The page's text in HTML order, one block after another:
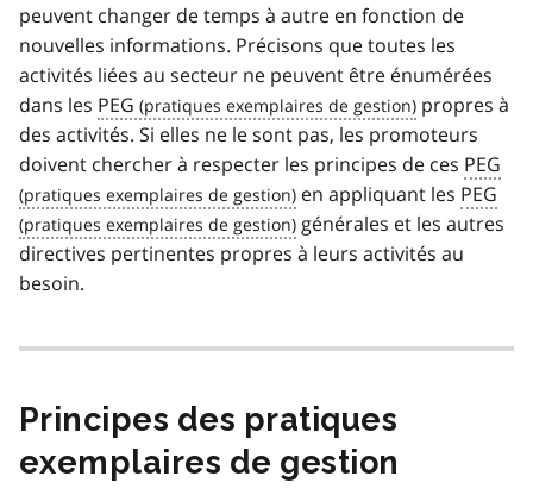
peuvent changer de temps à autre en fonction de
nouvelles informations. Précisons que toutes les
activités liées au secteur ne peuvent être énumérées
dans les PEG
propres à
des activités. Si elles ne le sont pas, les promoteurs
doivent chercher à respecter les principes de ces PEG
en appliquant les PEG
générales et les autres
directives pertinentes propres à leurs activités au
besoin.
Principes des pratiques
exemplaires de gestion